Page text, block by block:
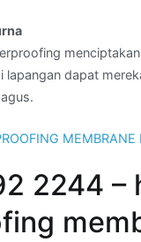
lapangan dapat
2244 –